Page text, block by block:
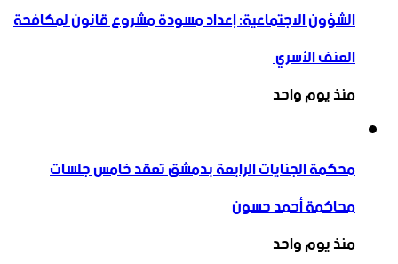
الشؤون الاجتماعية: إعداد مسودة مشروع قانون لمكافحة
العنف الأسري ‏
منذ يوم واحد
محكمة الجنايات الرابعة بدمشق تعقد خامس جلسات
محاكمة أحمد حسون
منذ يوم واحد